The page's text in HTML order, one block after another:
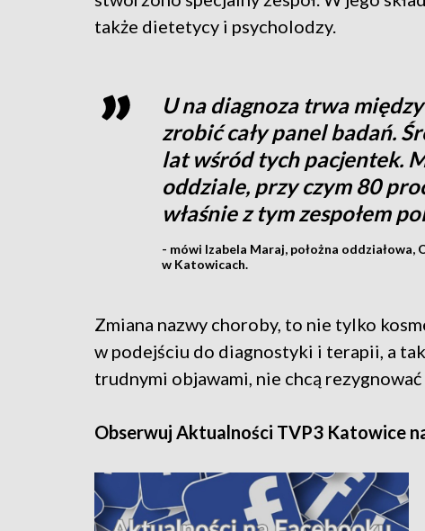
także dietetycy i psycholodzy.
U na diagnoza trwa
zrobić cały panel badań.
lat wśród tych pacjentek.
oddziale, przy czym 80
właśnie z tym zespołem
- mówi Izabela Maraj, położna
w Katowicach.
Zmiana nazwy choroby, to nie tylko
w podejściu do diagnostyki i terapii, a
trudnymi objawami, nie chcą rezygnować
Obserwuj Aktualności TVP3 Katowice